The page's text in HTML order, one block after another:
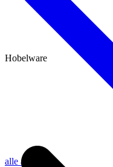
alle anzeigen
Hobelware